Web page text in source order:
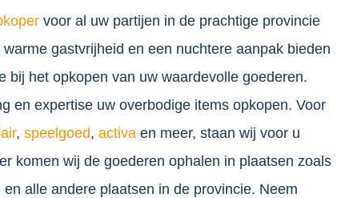
voor al uw partijen in de prachtige provincie
gastvrijheid en een nuchtere aanpak bieden
bij het opkopen van uw waardevolle goederen.
en expertise uw overbodige items opkopen. Voor
, speelgoed, activa en meer, staan wij voor u
komen wij de goederen ophalen in plaatsen zoals
alle andere plaatsen in de provincie. Neem